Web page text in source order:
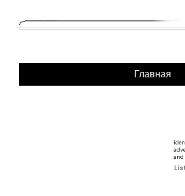
Главная